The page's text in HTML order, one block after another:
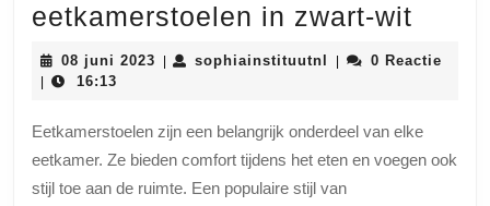
eetkamerstoelen in zwart-wit
en
08 juni 2023 08
sophiainstituutnl sophiainstituutnl
0 Reactie
16:13
Eetkamerstoelen zijn een belangrijk onderdeel van elke
eetkamer. Ze bieden comfort tijdens het eten en voegen ook
stijl toe aan de ruimte. Een populaire stijl van